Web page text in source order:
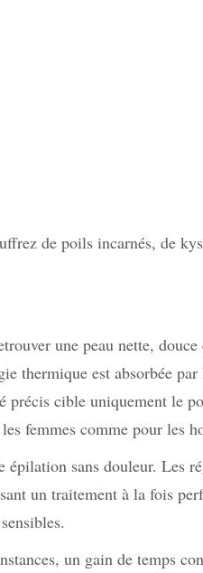
de poils incarnés, de
une peau nette,
thermique est absorbée
cible uniquement le
femmes comme pour les
sans douleur. Les
un traitement à la fois
un gain de temps